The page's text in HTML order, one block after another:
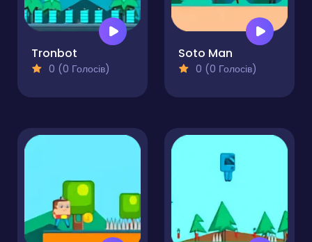
Tronbot
0 (0 Голосів)
Soto Man
0 (0 Голосів)